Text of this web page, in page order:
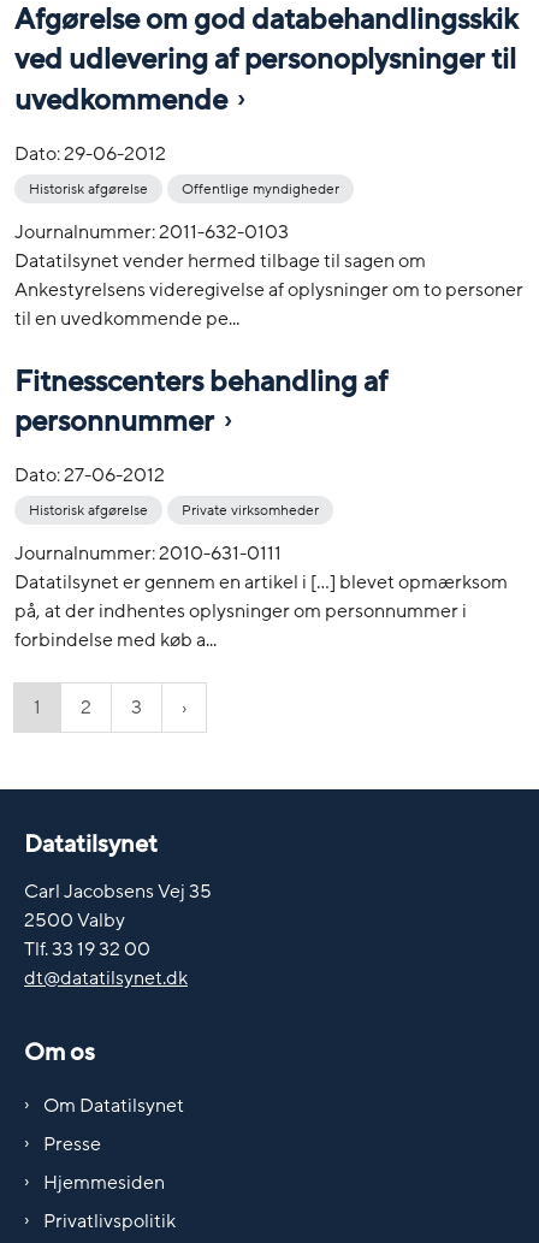
Afgørelse om god databehandlingsskik
ved udlevering af personoplysninger til
uvedkommende
Dato:29-06-2012
Historisk afgørelse Offentlige myndigheder
Journalnummer: 2011-632-0103
Datatilsynet vender hermed tilbage til sagen om
Ankestyrelsens videregivelse af oplysninger om to personer
til en uvedkommende pe...
Fitnesscenters behandling af
personnummer
Dato:27-06-2012
Historisk afgørelse Private virksomheder
Journalnummer: 2010-631-0111
Datatilsynet er gennem en artikel i […] blevet opmærksom
på, at der indhentes oplysninger om personnummer i
forbindelse med køb a...
1 2 3
Datatilsynet
Carl Jacobsens Vej 35
2500 Valby
Tlf. 33 19 32 00
dt@datatilsynet.dk
Om os
Om Datatilsynet
Presse
Hjemmesiden
Privatlivspolitik